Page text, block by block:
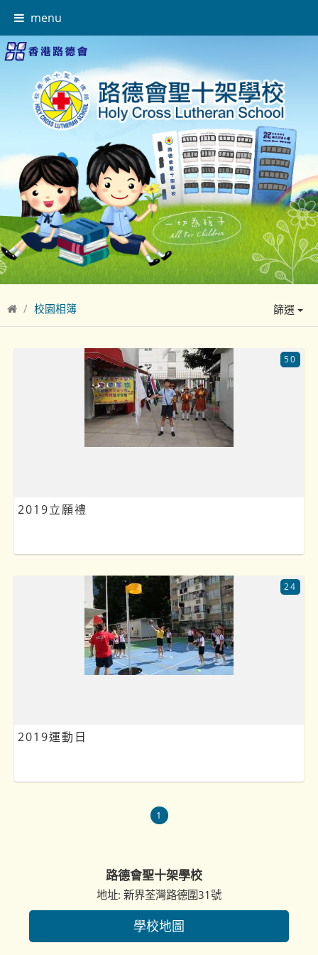
menu
校園相簿 篩選
2019立願禮
50
2019運動日
24
1
路德會聖十架學校
地址: 新界荃灣路德圍31號
學校地圖